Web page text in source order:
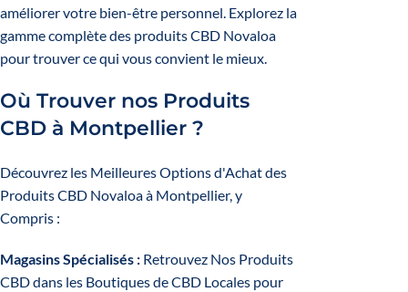
améliorer votre bien-être personnel. Explorez la
gamme complète des produits CBD Novaloa
pour trouver ce qui vous convient le mieux.
Où Trouver nos Produits
CBD à Montpellier ?
Découvrez les Meilleures Options d'Achat des
Produits CBD Novaloa à Montpellier, y
Compris :
Magasins Spécialisés : Retrouvez Nos Produits
CBD dans les Boutiques de CBD Locales pour